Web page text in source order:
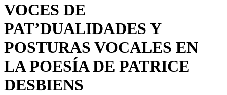
VOCES DE
PAT’DUALIDADES Y
POSTURAS VOCALES EN
LA POESÍA DE PATRICE
DESBIENS